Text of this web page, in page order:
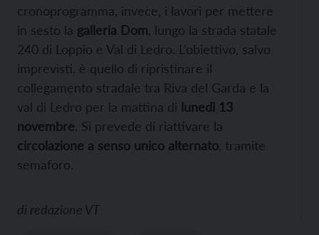
cronoprogramma, invece, i lavori per mettere
in sesto la galleria Dom , lungo la strada statale
240 di Loppio e Val di Ledro. L’obiettivo, salvo
imprevisti, è quello di ripristinare il
collegamento stradale tra Riva del Garda e la
val di Ledro per la mattina di lunedì 13
novembre. Si prevede di riattivare la
circolazione a senso unico alternato , tramite
semaforo.
di redazione VT